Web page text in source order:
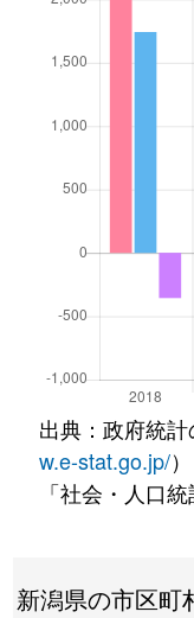
出典：政府統
w.e-stat.go.jp/）
「社会・人口
新潟県の市区町